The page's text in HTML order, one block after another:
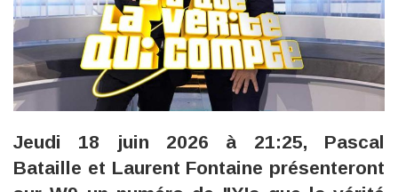
Jeudi 18 juin 2026 à 21:25, Pascal
Bataille et Laurent Fontaine présenteront